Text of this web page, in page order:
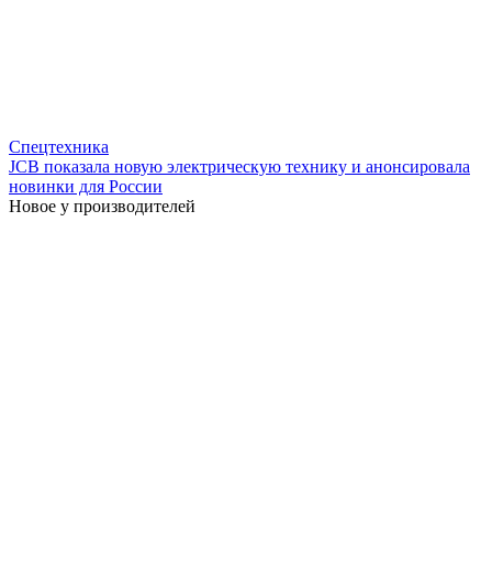
Спецтехника
JCB показала новую электрическую технику и анонсировала
новинки для России
Новое у производителей